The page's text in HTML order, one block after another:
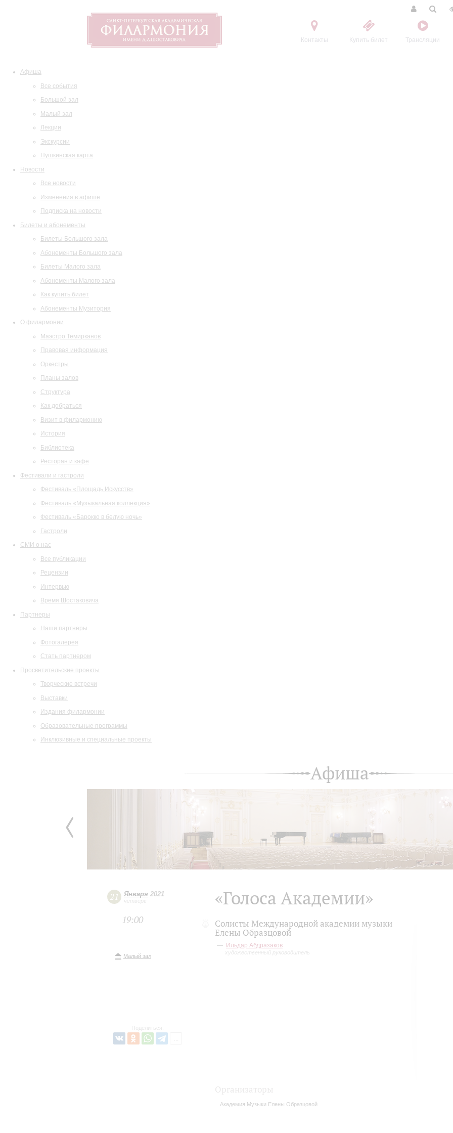
Контакты Купить билет Трансляции
Афиша
Все события
Большой зал
Малый зал
Лекции
Экскурсии
Пушкинская карта
Новости
Все новости
Изменения в афише
Подписка на новости
Билеты и абонементы
Билеты Большого зала
Абонементы Большого зала
Билеты Малого зала
Абонементы Малого зала
Как купить билет
Абонементы Музитория
О филармонии
Маэстро Темирканов
Правовая информация
Оркестры
Планы залов
Структура
Как добраться
Визит в филармонию
История
Библиотека
Ресторан и кафе
Фестивали и гастроли
Фестиваль «Площадь Искусств»
Фестиваль «Музыкальная коллекция»
Фестиваль «Барокко в белую ночь»
Гастроли
СМИ о нас
Все публикации
Рецензии
Интервью
Время Шостаковича
Партнеры
Наши партнеры
Фотогалерея
Стать партнером
Просветительские проекты
Творческие встречи
Выставки
Издания филармонии
Образовательные программы
Инклюзивные и специальные проекты
Афиша
21 Января 2021
четверг
19:00
Малый зал
Поделиться:
«Голоса Академии»
Солисты Международной академии музыки
Елены Образцовой
Ильдар Абдразаков
художественный руководитель
Академия Музыки Елены Образцовой